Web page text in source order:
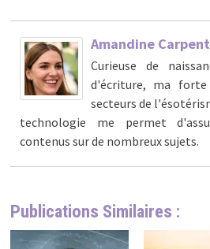
Amandine
Curieuse de
d'écriture, ma
secteurs de
technologie me permet
contenus sur de nombreux sujets.
Publications Similaires :